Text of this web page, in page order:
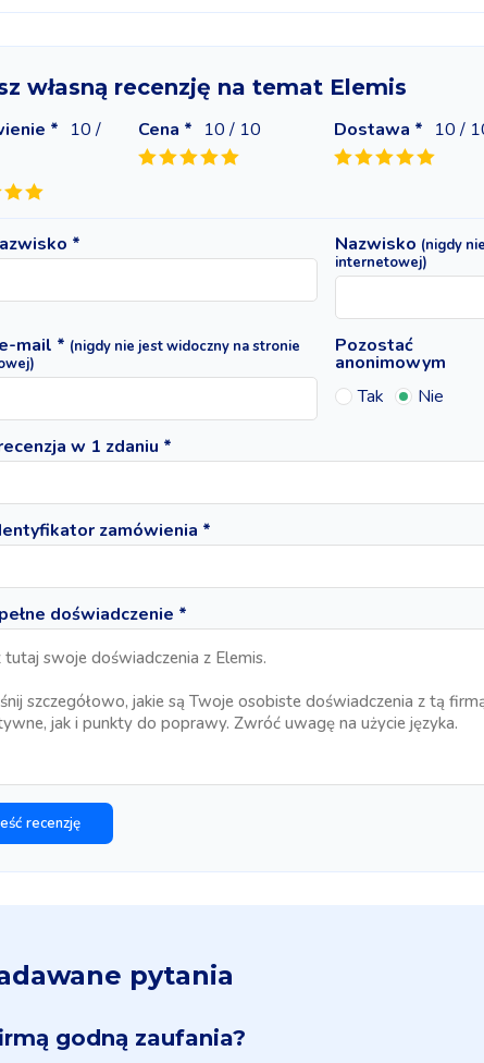
własną recenzję na temat Elemis
* 10/
Cena * 10/ 10 Dostawa * 10/
* Nazwisko (nigdy
internetowej)
mail * (nigdy nie jest widoczny na stronie
Pozostać
anonimowym
Tak
Nie
w 1 zdaniu *
zamówienia *
doświadczenie *
pytania
godną zaufania?